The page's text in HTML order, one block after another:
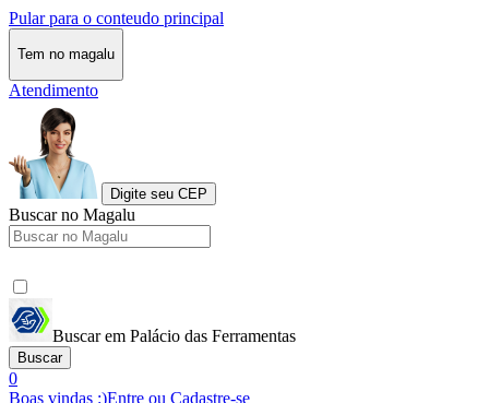
Pular para o conteudo principal
Tem no magalu
Atendimento
Digite seu CEP
Buscar no Magalu
Buscar em Palácio das Ferramentas
Buscar
0
Boas vindas :)Entre ou Cadastre-se